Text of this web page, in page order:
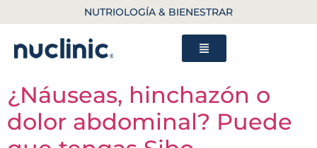
NUTRIOLOGÍA & BIENESTRAR
¿Náuseas, hinchazón o
dolor abdominal? Puede